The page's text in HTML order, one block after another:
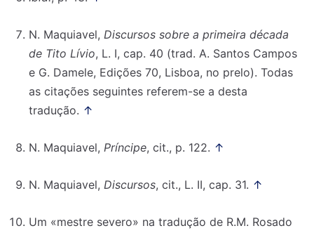
N. Maquiavel, Discursos sobre a primeira década
de Tito Lívio, L. I, cap. 40 (trad. A. Santos Campos
e G. Damele, Edições 70, Lisboa, no prelo). Todas
as citações seguintes referem-se a desta
tradução. ↑
N. Maquiavel, Príncipe, cit., p. 122. ↑
N. Maquiavel, Discursos, cit., L. II, cap. 31. ↑
Um «mestre severo» na tradução de R.M. Rosado